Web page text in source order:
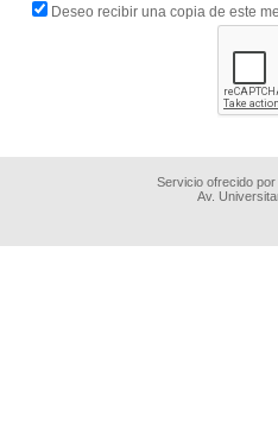
Deseo recibir una copia de este
Servicio ofrecido
Av.